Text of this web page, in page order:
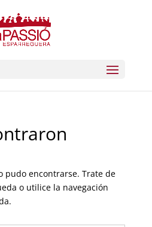
pudo encontrarse. Trate de
o utilice la navegación